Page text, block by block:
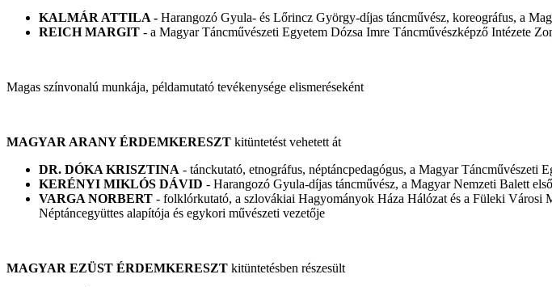
KALMÁR ATTILA - Harangozó Gyula- és Lőrincz György-díjas táncművész, koreográfus, a
REICH MARGIT - a Magyar Táncművészeti Egyetem Dózsa Imre Táncművészképző Intézete
Magas színvonalú munkája, példamutató tevékenysége elismeréseként
MAGYAR ARANY ÉRDEMKERESZT kitüntetést vehetett át
DR. DÓKA KRISZTINA - tánckutató, etnográfus, néptáncpedagógus, a Magyar Táncművészeti
KERÉNYI MIKLÓS DÁVID - Harangozó Gyula-díjas táncművész, a Magyar Nemzeti Balett
VARGA NORBERT - folklórkutató, a szlovákiai Hagyományok Háza Hálózat és a Füleki Városi
Néptáncegyüttes alapítója és egykori művészeti vezetője
MAGYAR EZÜST ÉRDEMKERESZT kitüntetésben részesült